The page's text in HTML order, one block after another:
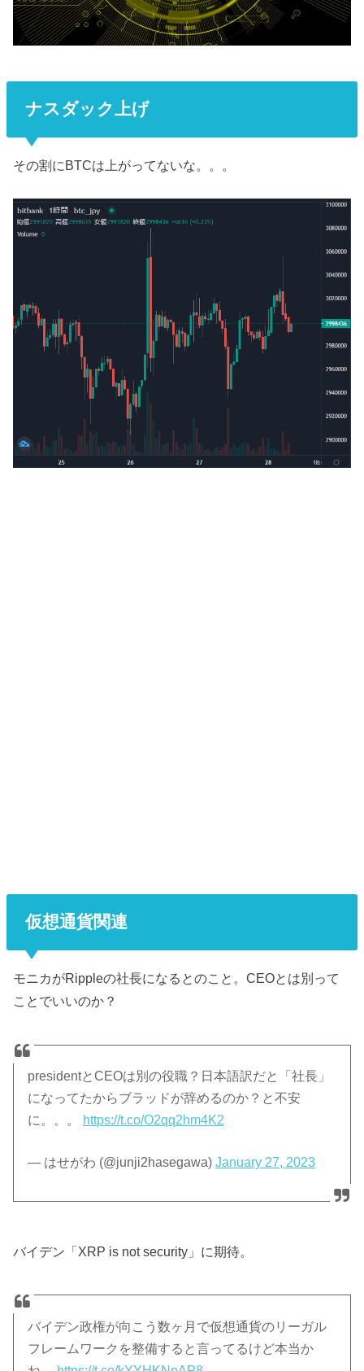
ナスダック上げ
その割にBTCは上がってないな。。。
仮想通貨関連
モニカがRippleの社長になるとのこと。CEOとは別って
ことでいいのか？
presidentとCEOは別の役職？日本語訳だと「社長」
になってたからブラッドが辞めるのか？と不安
に。。。
https://t.co/O2qq2hm4K2
— はせがわ (@junji2hasegawa)January 27, 2023
バイデン「XRP is not security」に期待。
バイデン政権が向こう数ヶ月で仮想通貨のリーガル
フレームワークを整備すると言ってるけど本当か